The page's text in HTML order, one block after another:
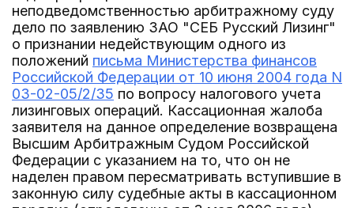
неподведомственностью арбитражному суду
дело по заявлению ЗАО "СЕБ Русский Лизинг"
о признании недействующим одного из
положений письма Министерства финансов
Российской Федерации от 10 июня 2004 года N
03-02-05/2/35 по вопросу налогового учета
лизинговых операций. Кассационная жалоба
заявителя на данное определение возвращена
Высшим Арбитражным Судом Российской
Федерации с указанием на то, что он не
наделен правом пересматривать вступившие в
законную силу судебные акты в кассационном